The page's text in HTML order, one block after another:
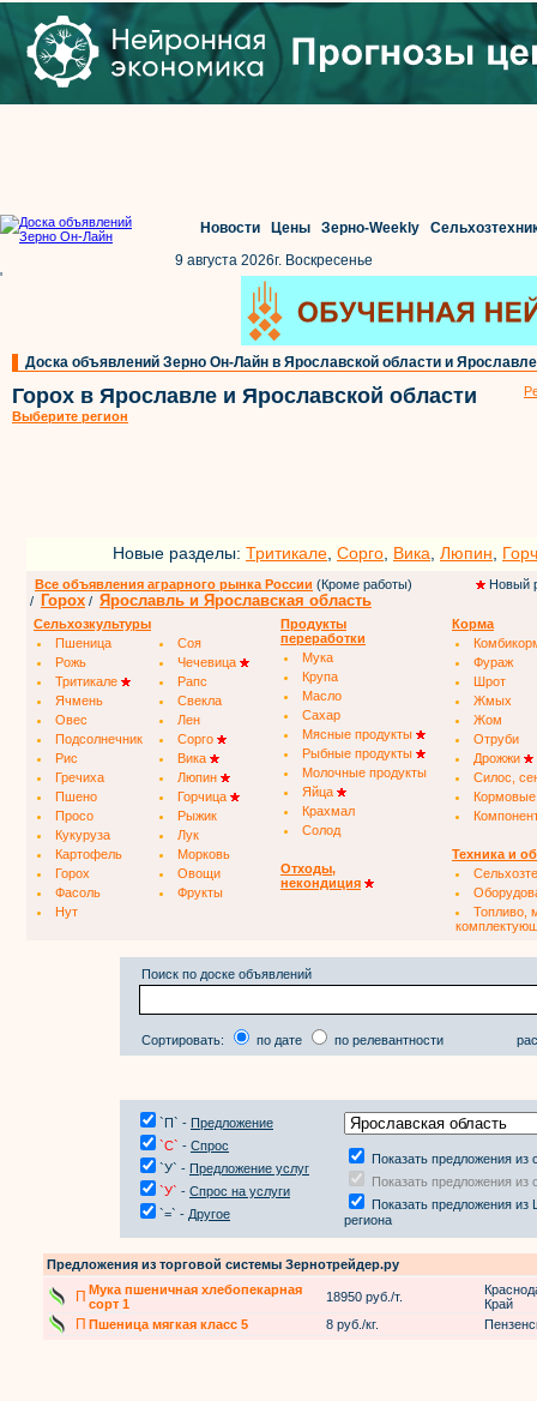
Новости Цены Зерно-Weekly
9 августа 2026г. Воскресенье
'
Доска объявлений Зерно Он-Лайн в Ярославской области и Ярославле
Горох в Ярославле и Ярославской области
Выберите регион
Новые разделы: Тритикале Сорго Вика Люпин
Все объявления аграрного рынка России (Кроме работы)
Новый
/
Горох / Ярославль и Ярославская область
Сельхозкультуры
Пшеница
Соя
Рожь
Чечевица
Тритикале
Рапс
Ячмень
Свекла
Овес
Лен
Подсолнечник
Сорго
Рис
Вика
Гречиха
Люпин
Пшено
Горчица
Просо
Рыжик
Кукуруза
Лук
Картофель
Морковь
Горох
Овощи
Фасоль
Фрукты
Нут
Продукты
переработки
Мука
Крупа
Масло
Сахар
Мясные продукты
Рыбные продукты
Молочные продукты
Яйца
Крахмал
Солод
Отходы,
некондиция
Корма
Фураж
Шрот
Жмых
Жом
Отруби
Дрожжи
Силос,
Техника и
Топливо,
Поиск по доске объявлений
Сортировать: по дате по релевантности
`П` - Предложение
`С` - Спрос
`У` - Предложение услуг
`У` - Спрос на услуги
`=` - Другое
Показать предложения из
Показать предложения из
Показать предложения из
региона
Предложения из торговой системы Зернотрейдер.ру
П Мука пшеничная хлебопекарная
сорт 1
18950 руб./т.
Край
П Пшеница мягкая класс 5 8 руб./кг.